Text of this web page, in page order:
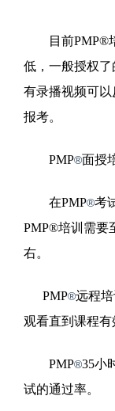
目前PMP®培
低，一般授权
有录播视频可
报考。
PMP®面授
在PMP®考
PMP®培训需要
右。
PMP®远程
观看直到课程有
PMP®35小
试的通过率。